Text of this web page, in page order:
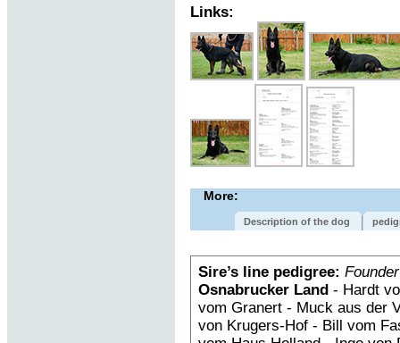
Links:
More:
Description of the dog
Sire’s line pedigree: Founder
Osnabrucker Land - Hardt
vom Granert - Muck aus der
von Krugers-Hof - Bill vom